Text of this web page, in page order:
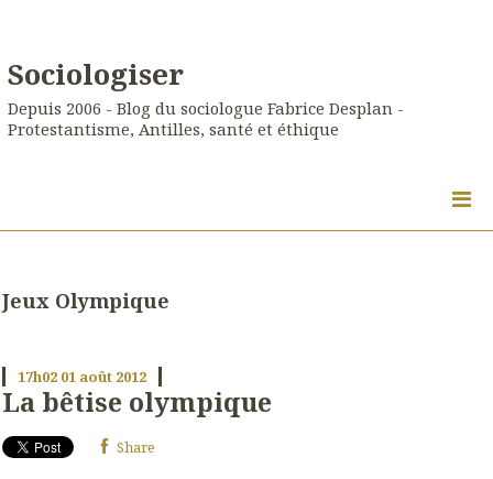
Sociologiser
Depuis 2006 - Blog du sociologue Fabrice Desplan -
Protestantisme, Antilles, santé et éthique
Jeux Olympique
17h02 01 août 2012
La bêtise olympique
Share